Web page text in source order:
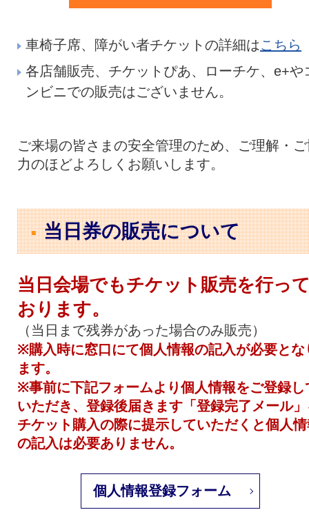
車椅子席、障がい者チケットの詳細はこちら
各店舗販売、チケットぴあ、ローチケ、e+や
ンビニでの販売はございません。
ご来場の皆さまの安全管理のため、ご理解・
力のほどよろしくお願いします。
当日券の販売について
当日会場でもチケット販売を行っ
おります。
（当日まで残券があった場合のみ販売）
※購入時に窓口にて個人情報の記入が必要とな
ます。
※事前に下記フォームより個人情報をご登録し
いただき、登録後届きます「登録完了メール
チケット購入の際に提示していただくと個人
の記入は必要ありません。
個人情報登録フォーム